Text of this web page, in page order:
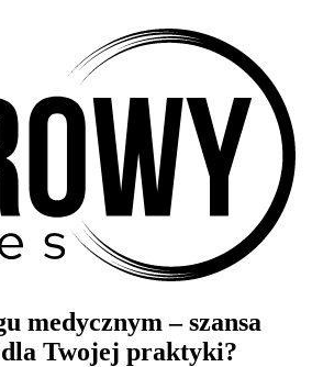
medycznym – szansa
Twojej praktyki?